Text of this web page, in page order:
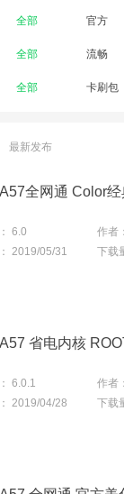
全部 官方
全部 流畅
全部 卡刷包
最新发布
6.0 作者
2019/05/31 下载
省电内核
6.0.1 作者
2019/04/28 下载